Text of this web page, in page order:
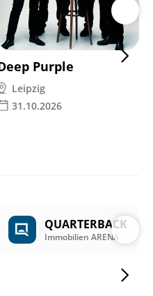
Purple
Leipzig
31.10.2026
QUARTERBACK
Immobilien ARENA